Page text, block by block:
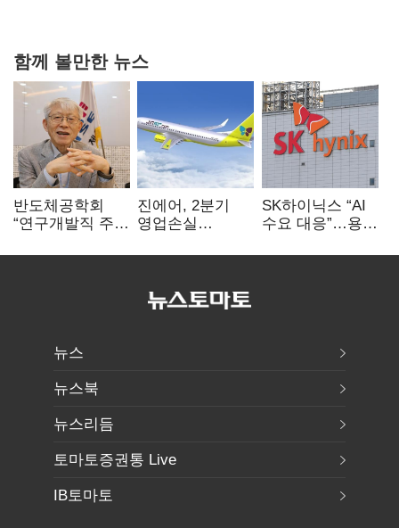
함께 볼만한 뉴스
반도체공학회
“연구개발직 주
개선해야”
진에어, 2분기
영업손실
상승 여파
SK하이닉스 “AI
수요 대응”…용인
투자
뉴스
뉴스북
뉴스리듬
토마토증권통 Live
IB토마토